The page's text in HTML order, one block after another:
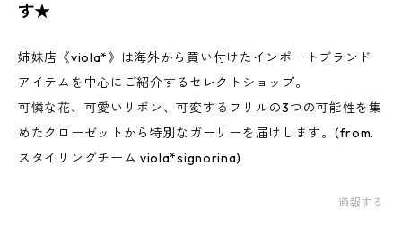
す★
姉妹店《viola*》は海外から買い付けたインポートブランド
アイテムを中心にご紹介するセレクトショップ。
可憐な花、可愛いリボン、可変するフリルの3つの可能性を集
めたクローゼットから特別なガーリーを届けします。(from.
スタイリングチーム viola*signorina)
通報する